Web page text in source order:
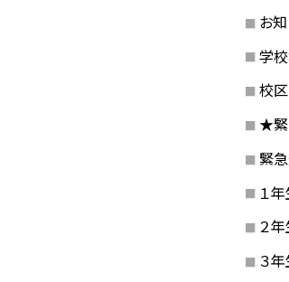
お
学
校
★緊
緊
１
２
３